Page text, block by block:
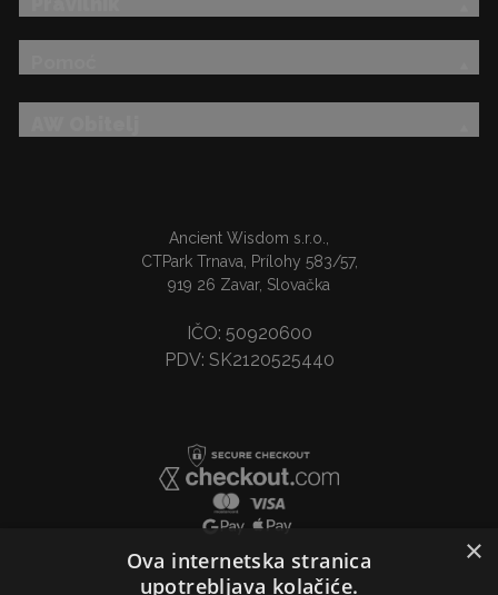
Ancient Wisdom s.r.o.,
CTPark Trnava, Prílohy 583/57,
919 26 Zavar, Slovačka
IČO: 50920600
PDV: SK2120525440
×
Ova internetska stranica
upotrebljava kolačiće.